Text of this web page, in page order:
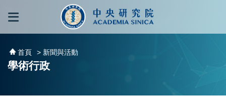
跳到主要內容區塊
首頁 > 新聞與活動
學術行政